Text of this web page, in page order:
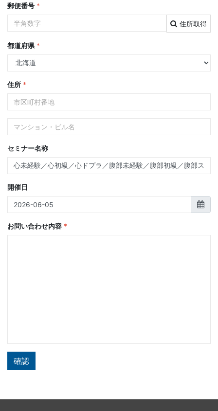
郵便番号 *
住所取得
都道府県 *
住所 *
セミナー名称
開催日
お問い合わせ内容 *
確認